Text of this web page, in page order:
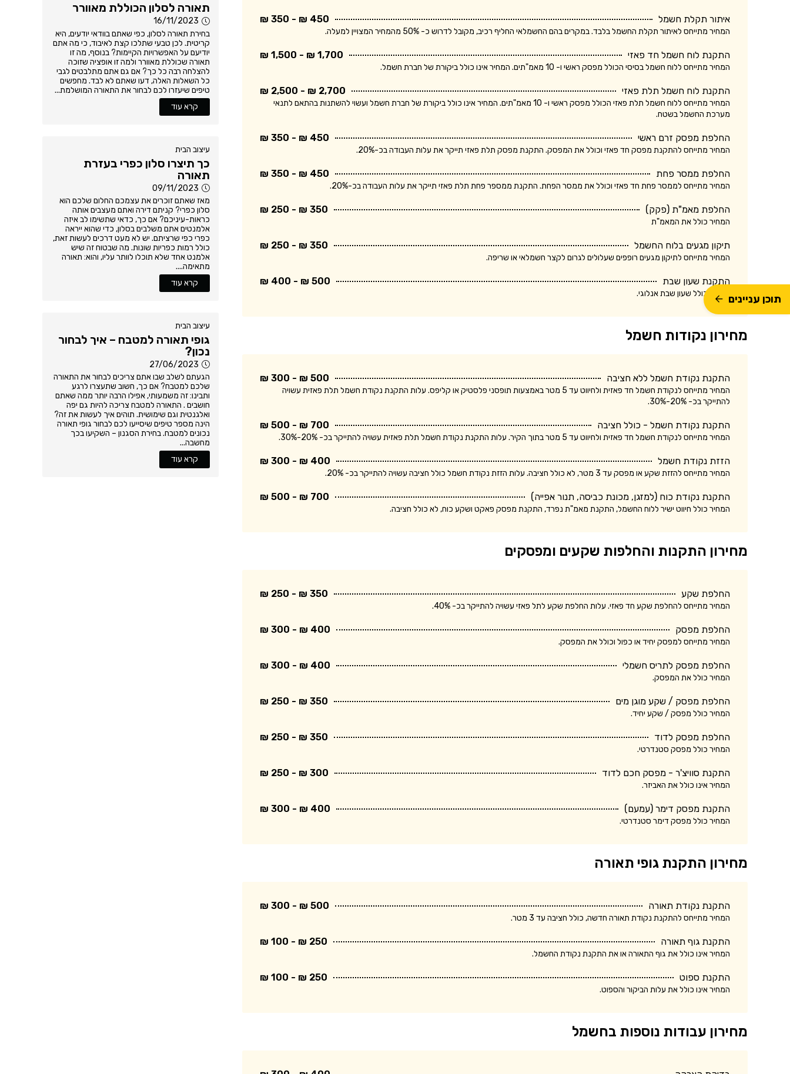
איתור תקלת חשמל 450 ₪ - 350 ₪
המחיר מתייחס לאיתור תקלת החשמל בלבד. במקרים בהם החשמלאי החליף רכיב, מקובל לדרוש כ- 50% מהמחיר המצויין למעלה.
התקנת לוח חשמל חד פאזי 1,700 ₪ - 1,500 ₪
המחיר מתייחס ללוח חשמל בסיסי הכולל מפסק ראשי ו- 10 מאמ"תים. המחיר אינו כולל ביקורת של חברת חשמל.
התקנת לוח חשמל תלת פאזי 2,700 ₪ - 2,500 ₪
המחיר מתייחס ללוח חשמל תלת פאזי הכולל מפסק ראשי ו- 10 מאמ"תים. המחיר אינו כולל ביקורת של חברת חשמל ועשוי להשתנות בהתאם לתנאי
מערכת החשמל בשטח.
החלפת מפסק זרם ראשי 450 ₪ - 350 ₪
המחיר מתייחס להתקנת מפסק חד פאזי וכולל את המפסק. התקנת מפסק תלת פאזי תייקר את עלות העבודה בכ-20%.
החלפת ממסר פחת 450 ₪ - 350 ₪
המחיר מתייחס לממסר פחת חד פאזי וכולל את ממסר הפחת. התקנת ממספר פחת תלת פאזי תייקר את עלות העבודה בכ-20%.
החלפת מאמ"ת (פקק) 350 ₪ - 250 ₪
המחיר כולל את המאמ"ת
תיקון מגעים בלוח החשמל 350 ₪ - 250 ₪
המחיר מתייחס לתיקון מגעים רופפים שעלולים לגרום לקצר חשמלאי או שריפה.
התקנת שעון שבת 500 ₪ - 400 ₪
המחיר כולל שעון שבת אנלוגי.
מחירון נקודות חשמל
התקנת נקודת חשמל ללא חציבה 500 ₪ - 300 ₪
המחיר מתייחס לנקודת חשמל חד פאזית ולחיווט עד 5 מטר באמצעות תופסני פלסטיק או קליפס. עלות התקנת נקודת חשמל תלת פאזית עשויה
להתייקר בכ- 20%-30%.
התקנת נקודת חשמל - כולל חציבה 700 ₪ - 500 ₪
המחיר מתייחס לנקודת חשמל חד פאזית ולחיווט עד 5 מטר בתוך הקיר. עלות התקנת נקודת חשמל תלת פאזית עשויה להתייקר בכ- 20%-30%.
הזזת נקודת חשמל 400 ₪ - 300 ₪
המחיר מתייחס להזזת שקע או מפסק עד 3 מטר, לא כולל חציבה. עלות הזזת נקודת חשמל כולל חציבה עשויה להתייקר בכ- 20%.
התקנת נקודת כוח (למזגן, מכונת כביסה, תנור אפייה) 700 ₪ - 500 ₪
המחיר כולל חיווט ישיר ללוח החשמל, התקנת מאמ"ת נפרד, התקנת מפסק פאקט ושקע כוח, לא כולל חציבה.
מחירון התקנות והחלפות שקעים ומפסקים
החלפת שקע 350 ₪ - 250 ₪
המחיר מתייחס להחלפת שקע חד פאזי. עלות החלפת שקע לתל פאזי עשויה להתייקר בכ- 40%.
החלפת מפסק 400 ₪ - 300 ₪
המחיר מתייחס למפסק יחיד או כפול וכולל את המפסק.
החלפת מפסק לתריס חשמלי 400 ₪ - 300 ₪
המחיר כולל את המפסק.
החלפת מפסק / שקע מוגן מים 350 ₪ - 250 ₪
המחיר כולל מפסק / שקע יחיד.
החלפת מפסק לדוד 350 ₪ - 250 ₪
המחיר כולל מפסק סטנדרטי.
התקנת סוויצ'ר - מפסק חכם לדוד 300 ₪ - 250 ₪
המחיר אינו כולל את האביזר.
התקנת מפסק דימר (עמעם) 400 ₪ - 300 ₪
המחיר כולל מפסק דימר סטנדרטי.
מחירון התקנת גופי תאורה
התקנת נקודת תאורה 500 ₪ - 300 ₪
המחיר מתייחס להתקנת נקודת תאורה חדשה, כולל חציבה עד 3 מטר.
התקנת גוף תאורה 250 ₪ - 100 ₪
המחיר אינו כולל את גוף התאורה או את התקנת נקודת החשמל.
התקנת ספוט 250 ₪ - 100 ₪
המחיר אינו כולל את עלות הביקור והספוט.
מחירון עבודות נוספות בחשמל
תאורה לסלון הכוללת מאוורר
16/11/2023
בחירת תאורה לסלון, כפי שאתם בוודאי יודעים, היא
קריטית. לכן טבעי שתלכו קצת לאיבוד, כי מה אתם
יודיעם על האפשרויות הקיימות? בנוסף, מה זו
תאורה שכוללת מאוורר ולמה זו אופציה שזוכה
להצלחה רבה כל כך? אם גם אתם מתלבטים לגבי
כל השאלות האלה, דעו שאתם לא לבד. מחפשים
טיפים שיעזרו לכם לבחור את התאורה המושלמת...
קרא עוד
עיצוב הבית
כך תיצרו סלון כפרי בעזרת
תאורה
09/11/2023
מאז שאתם זוכרים את עצמכם החלום שלכם הוא
סלון כפרי? קניתם דירה ואתם מעצבים אותה
כראות-עיניכם? אם כך, כדאי שתשימו לב איזה
אלמנטים אתם משלבים בסלון, כדי שהוא ייראה
כפרי כפי שרציתם. יש לא מעט דרכים לעשות זאת,
כולל רמות כפריות שונות. מה שבטוח זה שיש
אלמנט אחד שלא תוכלו לוותר עליו, והוא: תאורה
מתאימה....
קרא עוד
עיצוב הבית
גופי תאורה למטבח – איך לבחור
נכון?
27/06/2023
הגעתם לשלב שבו אתם צריכים לבחור את התאורה
שלכם למטבח? אם כך, חשוב שתעצרו לרגע
ותבינו: זה משמעותי, אפילו הרבה יותר ממה שאתם
חושבים . התאורה למטבח צריכה להיות גם יפה
ואלגנטית וגם שימושית. תוהים איך לעשות את זה?
הינה מספר טיפים שיסייעו לכם לבחור גופי תאורה
נכונים למטבח. בחירת הסגנון – השקיעו בכך
מחשבה...
קרא עוד
תוכן עניינים